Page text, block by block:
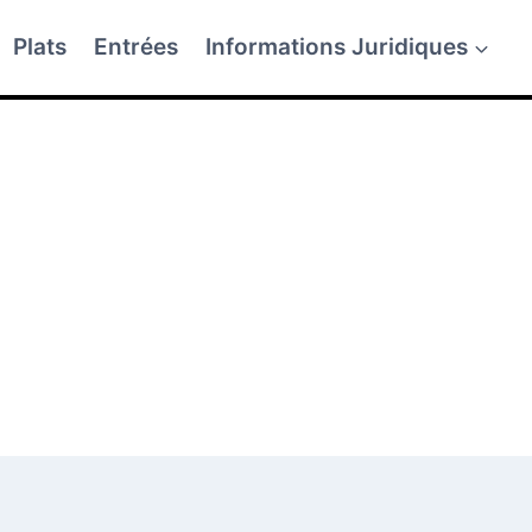
Plats Entrées Informations Juridiques